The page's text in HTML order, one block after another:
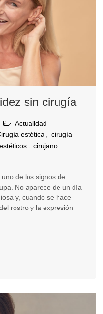
sin cirugía
Actualidad
estética , cirugía
, cirujano
de los signos de
No aparece de un día
y, cuando se hace
rostro y la expresión.